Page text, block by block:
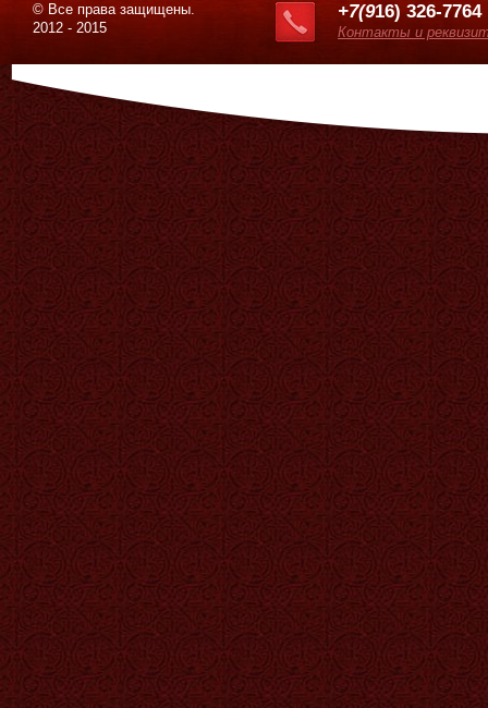
© Все права защищены.
2012 - 2015
+7(916) 326-7764
Контакты и